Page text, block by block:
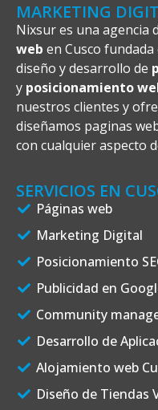
MARKETING
Nixsur es una agencia
web en Cusco
diseño y desarrollo de
y posicionamiento
nuestros clientes y
diseñamos paginas
con cualquier aspecto
SERVICIOS EN
Páginas web
Marketing Digital
Posicionamiento
Publicidad en
Community
Desarrollo de
Alojamiento web
Diseño de Tiendas